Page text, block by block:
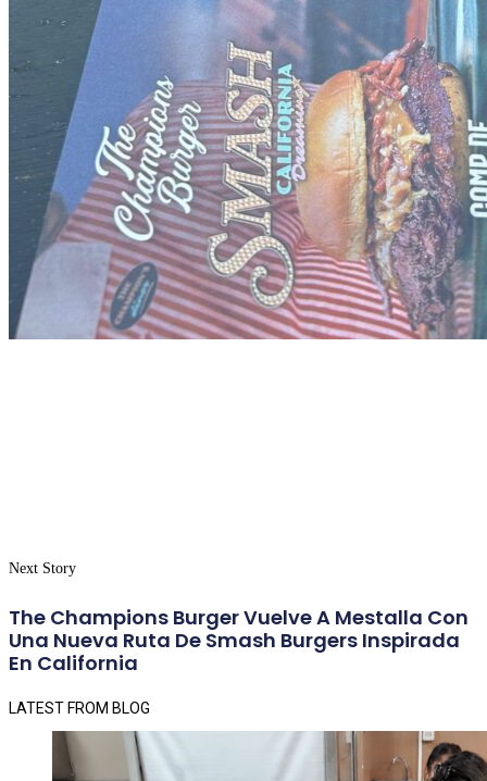
Next Story
The Champions Burger Vuelve A Mestalla Con
Una Nueva Ruta De Smash Burgers Inspirada
En California
LATEST FROM BLOG